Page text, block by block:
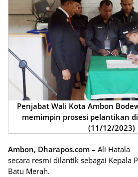
Penjabat Wali Kota Ambon
memimpin prosesi pelantikan
(11/12/2023)
Ambon, Dharapos.com – Ali Hatala
secara resmi dilantik sebagai Kepala
Batu Merah.